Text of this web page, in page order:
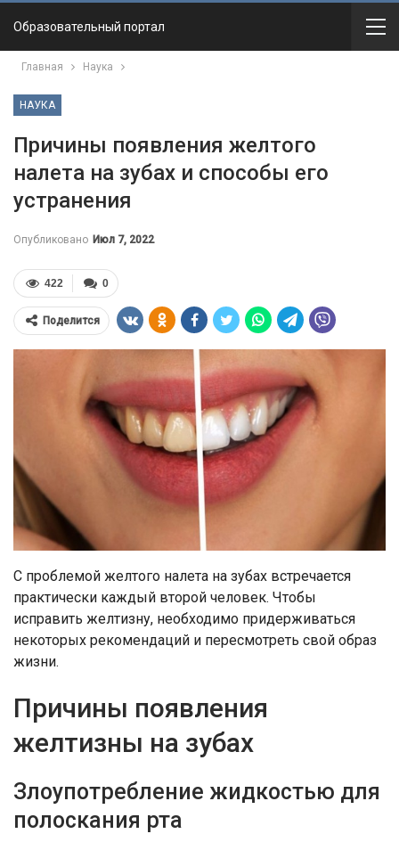
Образовательный портал
Главная Наука
НАУКА
Причины появления желтого
налета на зубах и способы его
устранения
Опубликовано Июл 7, 2022
0
422
Поделится
С проблемой желтого налета на зубах встречается
практически каждый второй человек. Чтобы
исправить желтизну, необходимо придерживаться
некоторых рекомендаций и пересмотреть свой образ
жизни.
Причины появления
желтизны на зубах
Злоупотребление жидкостью для
полоскания рта